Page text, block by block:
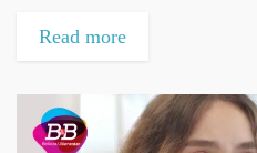
Read more